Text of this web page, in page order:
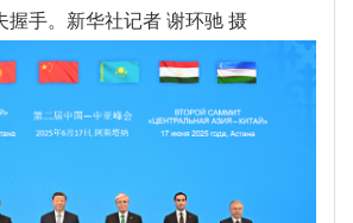
握手。新华社记者 谢环驰 摄